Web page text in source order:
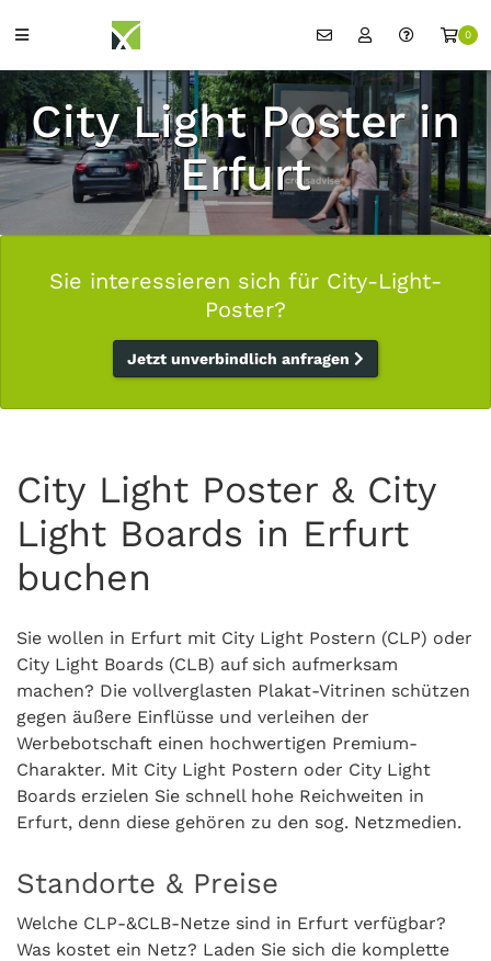
0
City Light Poster in
Erfurt
Sie interessieren sich für City-Light-
Poster?
Jetzt unverbindlich anfragen
City Light Poster & City
Light Boards in Erfurt
buchen
Sie wollen in Erfurt mit City Light Postern (CLP) oder
City Light Boards (CLB) auf sich aufmerksam
machen? Die vollverglasten Plakat-Vitrinen schützen
gegen äußere Einflüsse und verleihen der
Werbebotschaft einen hochwertigen Premium-
Charakter. Mit City Light Postern oder City Light
Boards erzielen Sie schnell hohe Reichweiten in
Erfurt, denn diese gehören zu den sog. Netzmedien.
Standorte & Preise
Welche CLP-&CLB-Netze sind in Erfurt verfügbar?
Was kostet ein Netz? Laden Sie sich die komplette